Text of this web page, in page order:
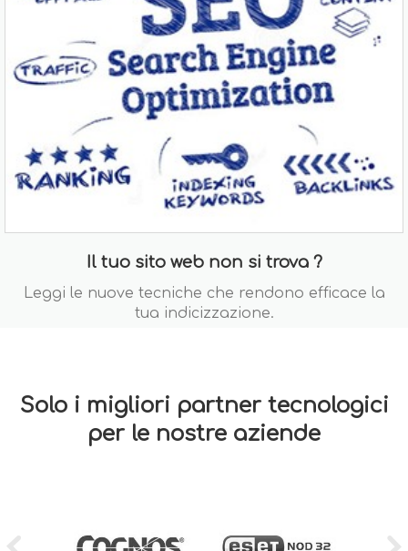
Il tuo sito web non si trova ?
Leggi le nuove tecniche che rendono efficace la
tua indicizzazione.
Solo i migliori partner tecnologici
per le nostre aziende